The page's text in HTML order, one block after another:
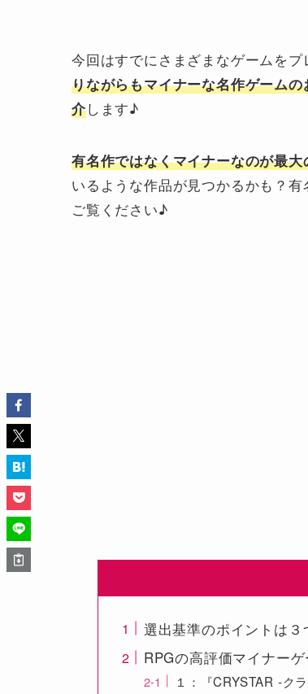
今回はすでにさまざまなゲームを
りながらもマイナーな名作ゲーム
介します♪
有名作ではなくマイナーなのが最
いるような作品が見つかるかも？
ご覧ください♪
選出基準のポイントは３
RPGの高評価マイナー
１：『CRYSTAR -ク